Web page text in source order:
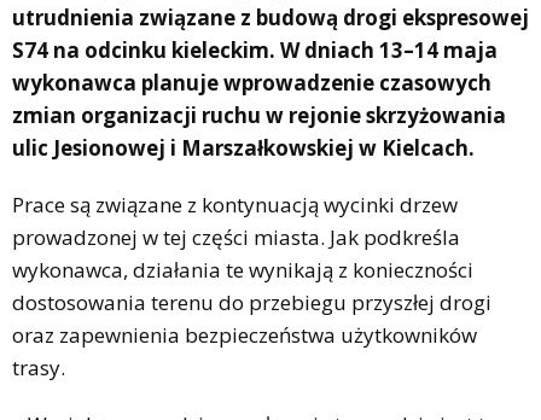
utrudnienia związane z budową drogi ekspresowej
S74 na odcinku kieleckim. W dniach 13–14 maja
wykonawca planuje wprowadzenie czasowych
zmian organizacji ruchu w rejonie skrzyżowania
ulic Jesionowej i Marszałkowskiej w Kielcach.
Prace są związane z kontynuacją wycinki drzew
prowadzonej w tej części miasta. Jak podkreśla
wykonawca, działania te wynikają z konieczności
dostosowania terenu do przebiegu przyszłej drogi
oraz zapewnienia bezpieczeństwa użytkowników
trasy.